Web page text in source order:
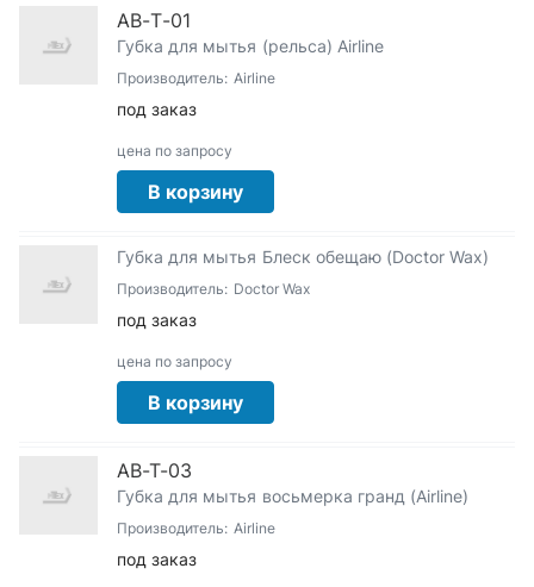
АВ-Т-01
Губка для мытья (рельса) Airline
Производитель: Airline
под заказ
цена по запросу
В корзину
Губка для мытья Блеск обещаю (Doctor Wax)
Производитель: Doctor Wax
под заказ
цена по запросу
В корзину
AB-T-03
Губка для мытья восьмерка гранд (Airline)
Производитель: Airline
под заказ